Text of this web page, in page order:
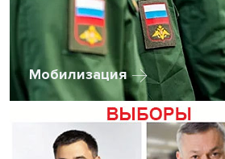
Мобилизация